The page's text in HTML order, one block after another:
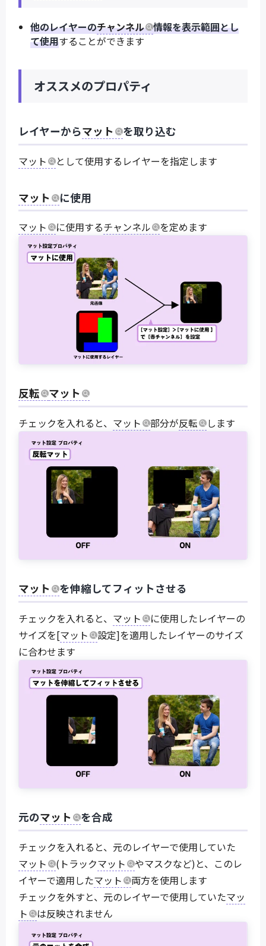
他のレイヤーのチャンネル
情報を表示範囲とし
て使用することができます
オススメのプロパティ
レイヤーからマット を取り込む
マット として使用するレイヤーを指定します
マット に使用
マット に使用するチャンネル を定めます
反転 マット
チェックを入れると、 マット 部分が反転 します
マット を伸縮してフィットさせる
チェックを入れると、 マット
に使用したレイヤーの
サイズを[マット
設定]を適用したレイヤーのサイズ
に合わせます
元のマット を合成
チェックを入れると、元のレイヤーで使用していた
マット
(トラックマット
やマスクなど)と、このレ
イヤーで適用したマット
両方を使用します
チェックを外すと、元のレイヤーで使用していたマッ
ト
は反映されません